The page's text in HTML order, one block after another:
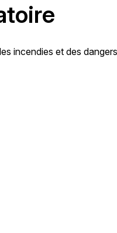
incendies et des